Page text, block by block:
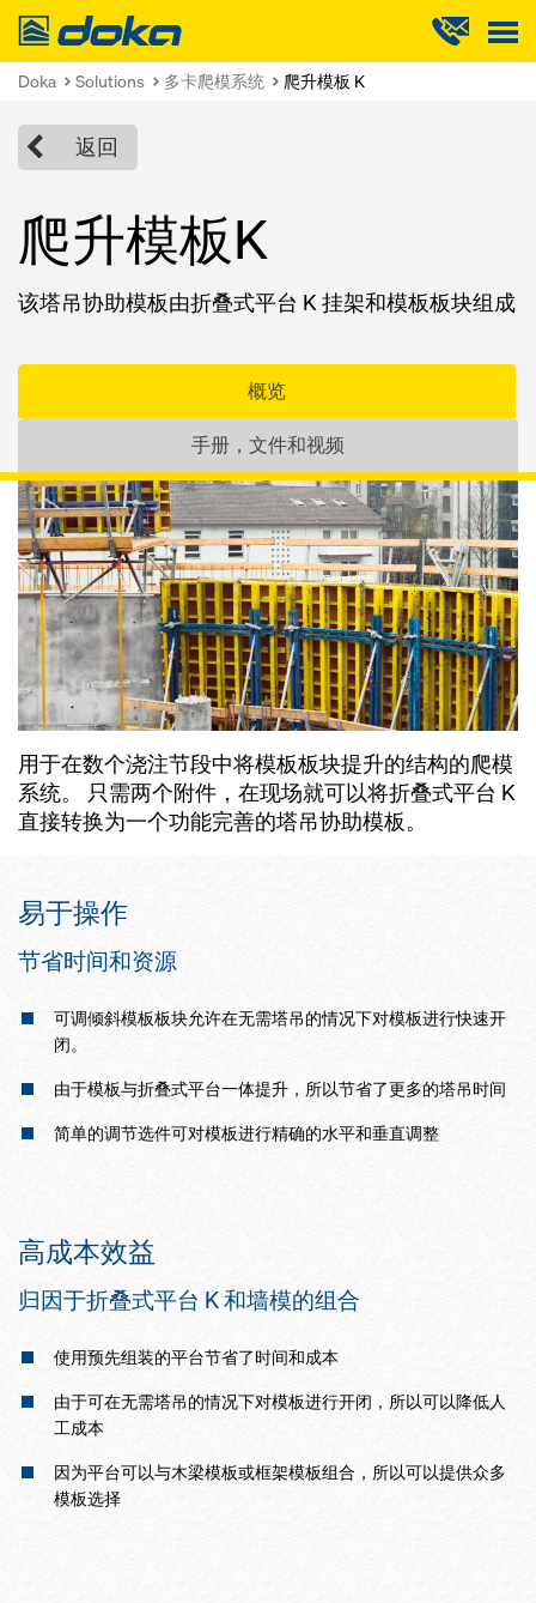
Doka
Doka Solutions 多卡爬模系统 爬升模板 K
返回
爬升模板K
该塔吊协助模板由折叠式平台 K 挂架和模板板块组成
概览
手册，文件和视频
用于在数个浇注节段中将模板板块提升的结构的爬模
系统。 只需两个附件，在现场就可以将折叠式平台 K
直接转换为一个功能完善的塔吊协助模板。
易于操作
节省时间和资源
可调倾斜模板板块允许在无需塔吊的情况下对模板进行快速开
闭。
由于模板与折叠式平台一体提升，所以节省了更多的塔吊时间
简单的调节选件可对模板进行精确的水平和垂直调整
高成本效益
归因于折叠式平台 K 和墙模的组合
使用预先组装的平台节省了时间和成本
由于可在无需塔吊的情况下对模板进行开闭，所以可以降低人
工成本
因为平台可以与木梁模板或框架模板组合，所以可以提供众多
模板选择